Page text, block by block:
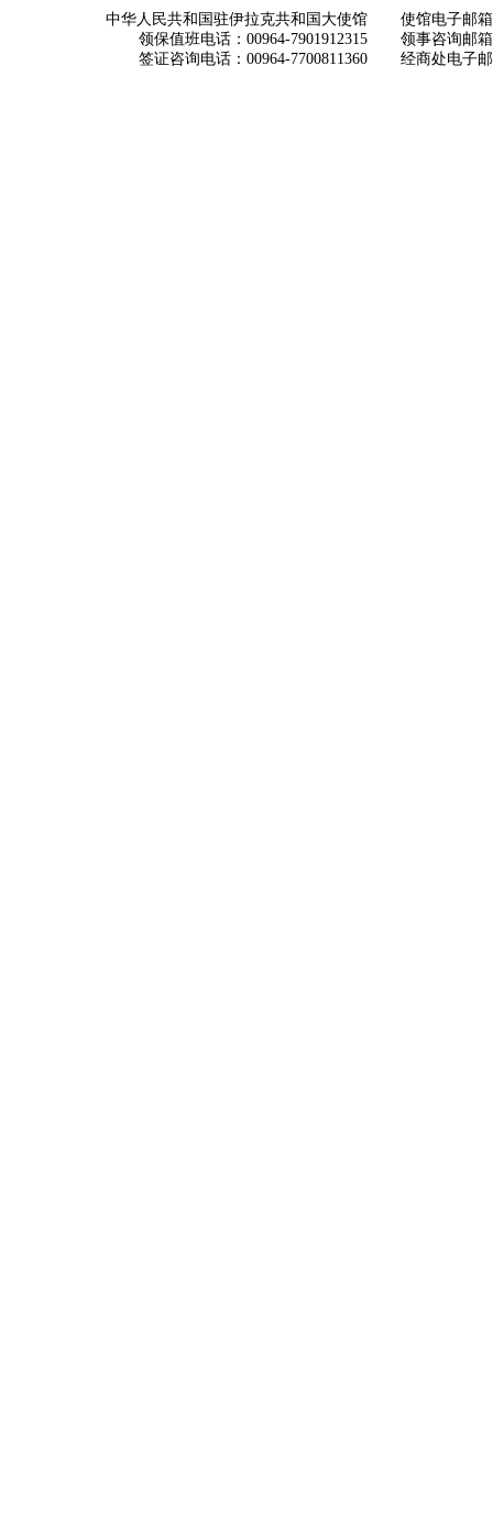
中华人民共和国驻伊拉克共和国大使馆
领保值班电话：00964-7901912315
签证咨询电话：00964-7700811360
使馆电子邮箱
领事咨询邮箱
经商处电子